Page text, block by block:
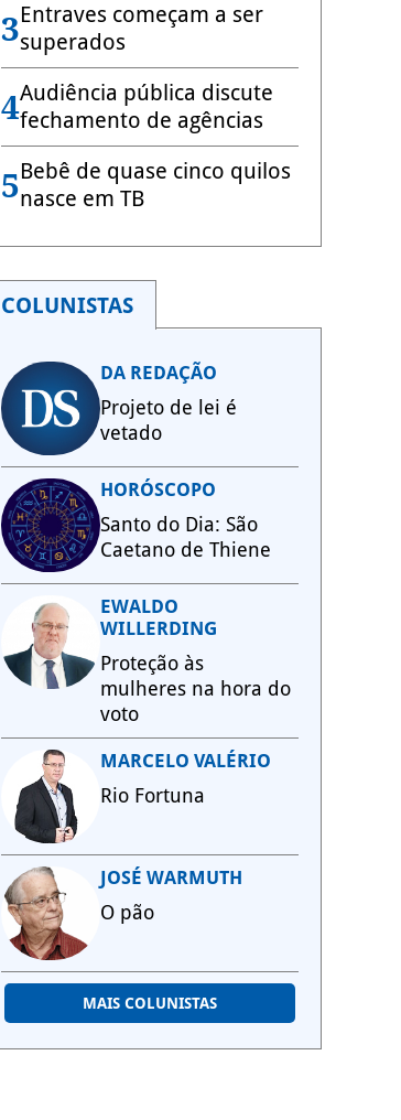
3Entraves começam a ser
superados
4Audiência pública discute
fechamento de agências
5Bebê de quase cinco quilos
nasce em TB
COLUNISTAS
DA REDAÇÃO
Projeto de lei é
vetado
HORÓSCOPO
Santo do Dia: São
Caetano de Thiene
EWALDO
WILLERDING
Proteção às
mulheres na hora do
voto
MARCELO VALÉRIO
Rio Fortuna
JOSÉ WARMUTH
O pão
MAIS COLUNISTAS